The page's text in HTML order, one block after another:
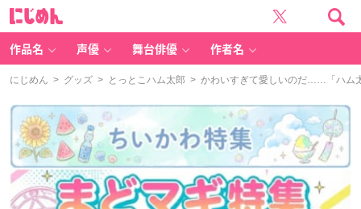
作品名 声優 舞台俳優 作者名
にじめん > グッズ > とっとこハム太郎 > かわいすぎて愛しいのだ……「ハム